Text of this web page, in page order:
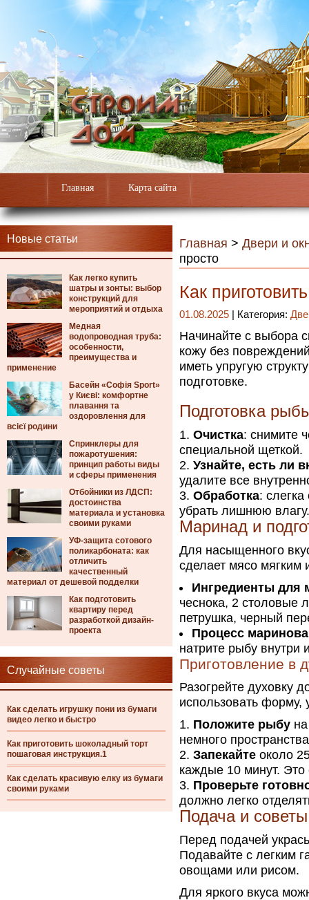
Главная Карта сайта
Новые статьи
Как легко купить
шатры и зонты: выбор
конструкций для
мероприятий и отдыха
Медная
водопроводная труба:
особенности,
преимущества и
применение
Басейн «Софія Sport»
у Києві: комфортне
плавання та
оздоровлення для
всієї родини
Спринклеры для
пожаротушения:
принцип работы виды
и сферы применения
Отбойники из ЛДСП:
достоинства
материала и установка
своими руками
УФ-защита сотового
поликарбоната: как
отличить
качественный
материал от дешевой подделки
Как подготовить
квартиру перед
разработкой дизайн-
проекта
Случайные советы
Как сделать игрушку пони из бумаги
видео легко и быстро
Как приготовить шоколадный торт
пошаговая инструкция.1
Как сделать красивую елку из бумаги
своими руками
Главная > Двери и
просто
Как
01.08.2025 | Категория:
Начинайте с выбора
кожу без
иметь упругую
подготовке.
Подготовка
Очистка: снимите
специальной щеткой.
Узнайте, есть ли
удалите все
Обработка:
убрать лишнюю влагу.
Маринад и
Для насыщенного
сделает мясо мягким
Ингредиенты для
чеснока, 2 столовые
петрушка, черный
Процесс
натрите рыбу внутри
Приготовление в
Разогрейте духовку
использовать форму,
Положите рыбу
немного
Запекайте около
каждые 10 минут.
Проверьте
должно легко
Подача и советы
Перед подачей
Подавайте с легким
овощами или рисом.
Для яркого вкуса